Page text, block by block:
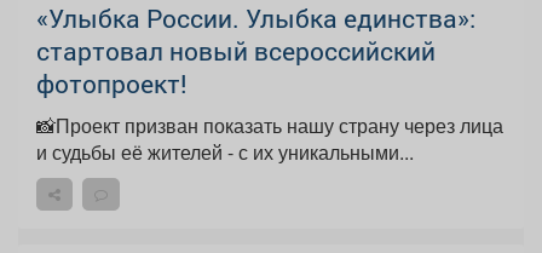
«Улыбка России. Улыбка единства»:
стартовал новый всероссийский
фотопроект!
📸Проект призван показать нашу страну через лица
и судьбы её жителей - с их уникальными...